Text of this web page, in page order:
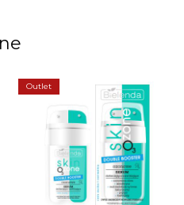
Outlet